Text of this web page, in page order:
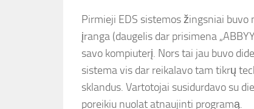
Pirmieji EDS sistemos žingsniai
įranga (daugelis dar prisimena
savo kompiuterį. Nors tai jau buvo
sistema vis dar reikalavo tam tikrų
sklandus. Vartotojai susidurdavo su
poreikiu nuolat atnaujinti programą.